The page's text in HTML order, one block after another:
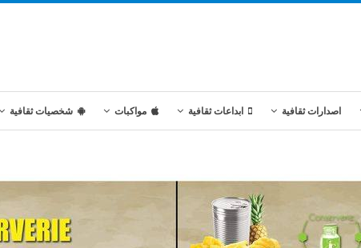
اصدارات ثقافية ابداعات ثقافية مواكبات شخصيات ثقافية